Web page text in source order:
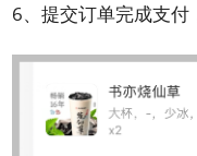
6、提交订单完成支付